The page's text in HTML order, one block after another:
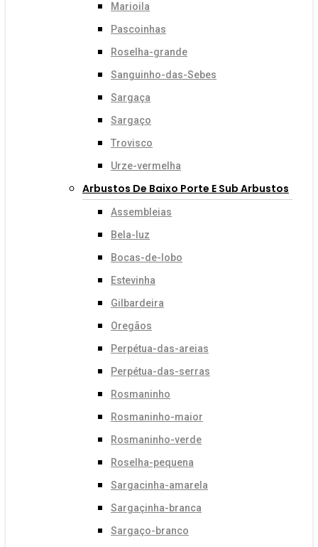
Marioila
Pascoinhas
Roselha-grande
Sanguinho-das-Sebes
Sargaça
Sargaço
Trovisco
Urze-vermelha
Arbustos De Baixo Porte E Sub Arbustos
Assembleias
Bela-luz
Bocas-de-lobo
Estevinha
Gilbardeira
Oregãos
Perpétua-das-areias
Perpétua-das-serras
Rosmaninho
Rosmaninho-maior
Rosmaninho-verde
Roselha-pequena
Sargacinha-amarela
Sargaçinha-branca
Sargaço-branco